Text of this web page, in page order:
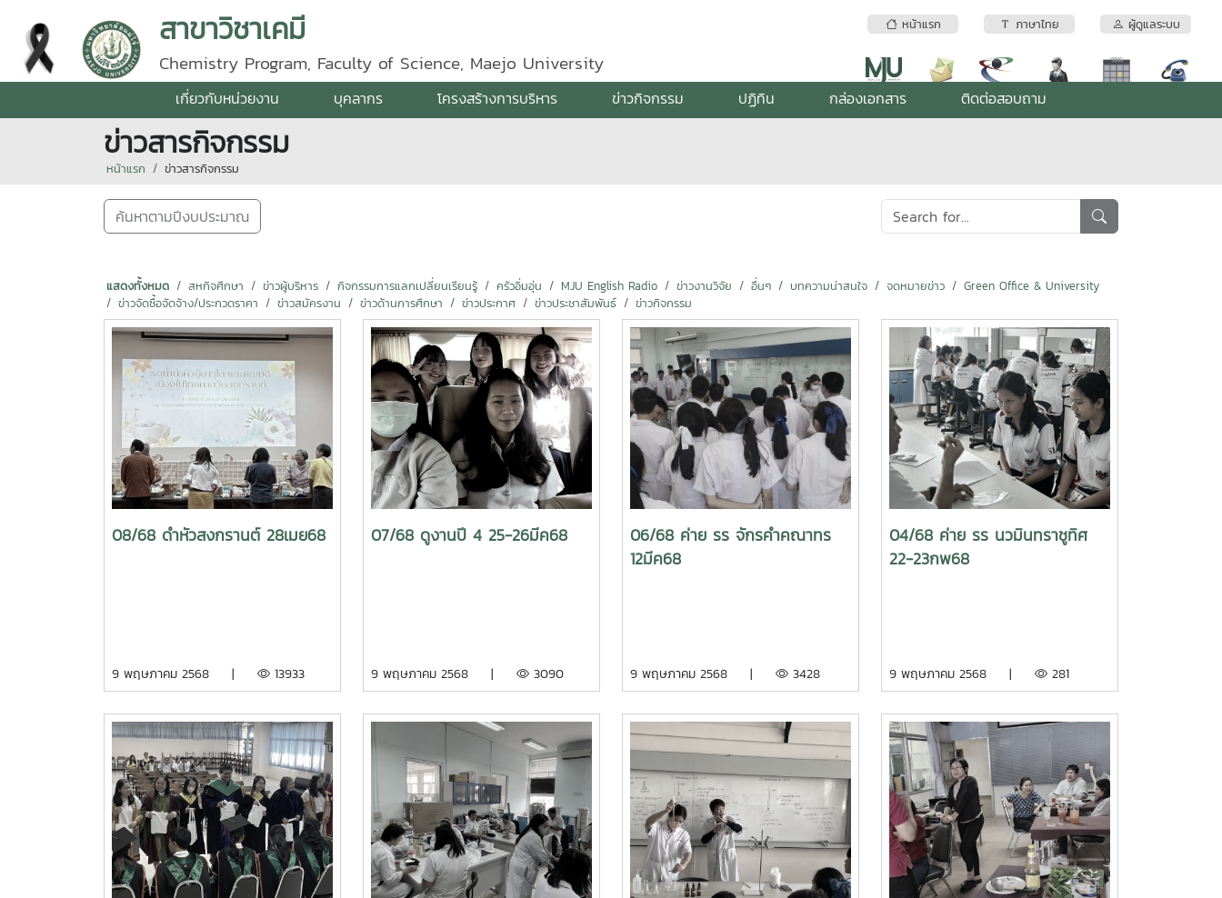
หน้าแรก ภาษาไทย ผู้ดูแลระบบ
สาขาวิชาเคมี
Chemistry Program, Faculty of Science, Maejo University
เกี่ยวกับหน่วยงาน บุคลากร โครงสร้างการบริหาร ข่าวกิจกรรม ปฏิทิน กล่องเอกสาร ติดต่อสอบถาม
ข่าวสารกิจกรรม
หน้าแรก ข่าวสารกิจกรรม
ค้นหาตามปีงบประมาณ
แสดงทั้งหมด สหกิจศึกษา ข่าวผู้บริหาร กิจกรรมการแลกเปลี่ยนเรียนรู้ ครัวอิ่มอุ่น MJU English Radio ข่าวงานวิจัย อื่นๆ บทความน่าสนใจ จดหมายข่าว
Green Office & University
ข่าวจัดซื้อจัดจ้าง/ประกวดราคา
ข่าวสมัครงาน ข่าวด้านการศึกษา ข่าวประกาศ ข่าวประชาสัมพันธ์ ข่าวกิจกรรม
08/68 ดำหัวสงกรานต์ 28เมย68
9 พฤษภาคม 2568 | 13933
07/68 ดูงานปี 4 25-26มีค68
9 พฤษภาคม 2568 | 3090
06/68 ค่าย รร จักรคำคณาทร
12มีค68
9 พฤษภาคม 2568 | 3428
04/68 ค่าย รร นวมินทราชูทิศ
22-23กพ68
9 พฤษภาคม 2568 | 281